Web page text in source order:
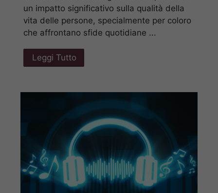
un impatto significativo sulla qualità della
vita delle persone, specialmente per coloro
che affrontano sfide quotidiane ...
Leggi Tutto